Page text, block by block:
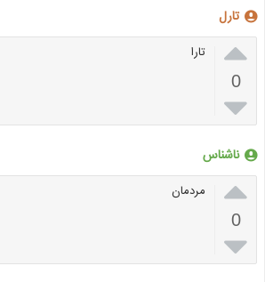
تارل

0

تارا
ناشناس

0

مردمان